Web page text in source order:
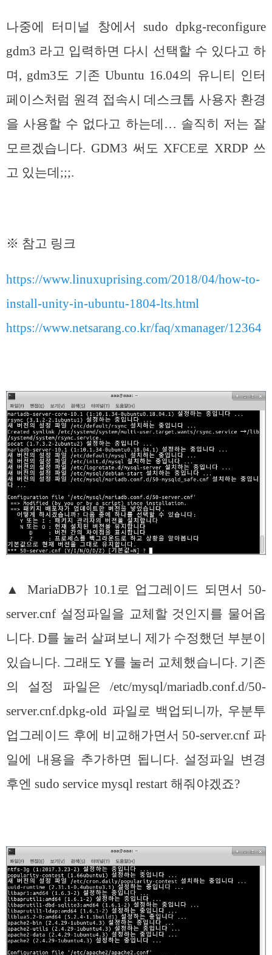
나중에 터미널 창에서 sudo dpkg-reconfigure
gdm3 라고 입력하면 다시 선택할 수 있다고 하
며, gdm3도 기존 Ubuntu 16.04의 유니티 인터
페이스처럼 원격 접속시 데스크톱 사용자 환경
을 사용할 수 없다고 하는데… 솔직히 저는 잘
모르겠습니다. GDM3 써도 XFCE로 XRDP 쓰
고 있는데;;;.
※ 참고 링크
https://www.linuxuprising.com/2018/04/how-to-
install-unity-in-ubuntu-1804-lts.html
https://www.netsarang.co.kr/faq/xmanager/12364
▲ MariaDB가 10.1로 업그레이드 되면서 50-
server.cnf 설정파일을 교체할 것인지를 물어옵
니다. D를 눌러 살펴보니 제가 수정했던 부분이
있습니다. 그래도 Y를 눌러 교체했습니다. 기존
의 설정 파일은 /etc/mysql/mariadb.conf.d/50-
server.cnf.dpkg-old 파일로 백업되니까, 우분투
업그레이드 후에 비교해가면서 50-server.cnf 파
일에 내용을 추가하면 됩니다. 설정파일 변경
후엔 sudo service mysql restart 해줘야겠죠?